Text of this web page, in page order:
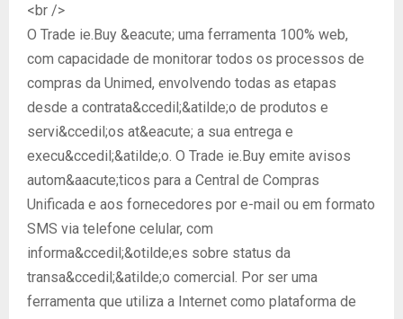
<br />
O Trade ie.Buy &eacute; uma ferramenta 100% web,
com capacidade de monitorar todos os processos de
compras da Unimed, envolvendo todas as etapas
desde a contrata&ccedil;&atilde;o de produtos e
servi&ccedil;os at&eacute; a sua entrega e
execu&ccedil;&atilde;o. O Trade ie.Buy emite avisos
autom&aacute;ticos para a Central de Compras
Unificada e aos fornecedores por e-mail ou em formato
SMS via telefone celular, com
informa&ccedil;&otilde;es sobre status da
transa&ccedil;&atilde;o comercial. Por ser uma
ferramenta que utiliza a Internet como plataforma de